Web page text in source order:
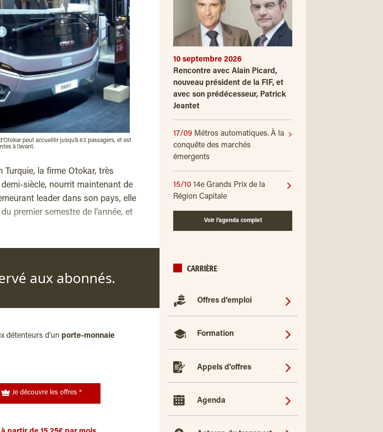
peut accueillir jusqu’à 63 passagers, et est
à l’avant.
Turquie, la firme Otokar, très
siècle, nourrit maintenant de
leader dans son pays, elle
premier semestre de l’année, et
aux abonnés.
détenteurs d’un porte-monnaie
Je découvre les offres *
10 septembre 2026
Rencontre avec Alain Picard,
nouveau président de la FIF, et
avec son prédécesseur, Patrick
Jeantet
17/09 Métros automatiques. À la
conquête des marchés
émergents
15/10 14e Grands Prix de la
Région Capitale
Voir l’agenda complet
CARRIÈRE
Offres d'emploi
Formation
Appels d'offres
Agenda